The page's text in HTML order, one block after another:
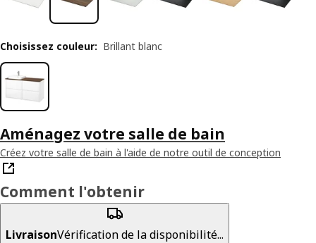
Choisissez couleur: Brillant blanc
Aménagez votre salle de bain
Créez votre salle de bain à l'aide de notre outil de conception
Comment l'obtenir
LivraisonVérification de la disponibilité...